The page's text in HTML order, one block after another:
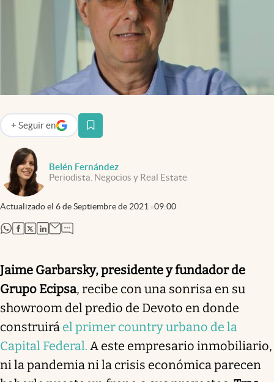
Belén Fernández
Periodista. Negocios y Real Estate
Actualizado el 6 de Septiembre de 2021 09:00
+ Seguir en
abre en nueva pestaña
abre en nueva pestaña
abre en nueva pestaña
abre en nueva pestaña
abre en nueva pestaña
Jaime Garbarsky, presidente y fundador de
Grupo Ecipsa, recibe con una sonrisa en su
showroom del predio de Devoto en donde
construirá el primer country urbano de la
Capital Federal. A este empresario inmobiliario,
ni la pandemia ni la crisis económica parecen